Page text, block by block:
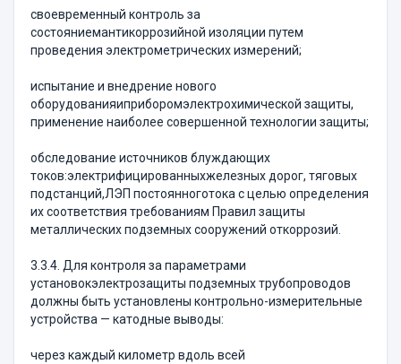
своевременный контроль за
состояниемантикоррозийной изоляции путем
проведения электрометрических измерений;
испытание и внедрение нового
оборудованияиприборомэлектрохимической защиты,
применение наиболее совершенной технологии защиты;
обследование источников блуждающих
токов:электрифицированныхжелезных дорог, тяговых
подстанций,ЛЭП постоянноготока с целью определения
их соответствия требованиям Правил защиты
металлических подземных сооружений откоррозий.
3.3.4. Для контроля за параметрами
установокэлектрозащиты подземных трубопроводов
должны быть установлены контрольно-измерительные
устройства — катодные выводы:
через каждый километр вдоль всей